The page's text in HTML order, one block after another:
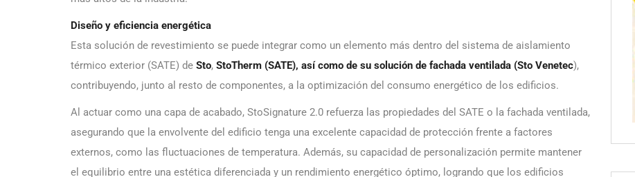
Diseño y eficiencia energética
Esta solución de revestimiento se puede integrar como un elemento más dentro del sistema de aislamiento
térmico exterior (SATE) de Sto, StoTherm (SATE), así como de su solución de fachada ventilada (Sto Venetec),
contribuyendo, junto al resto de componentes, a la optimización del consumo energético de los edificios.
Al actuar como una capa de acabado, StoSignature 2.0 refuerza las propiedades del SATE o la fachada ventilada,
asegurando que la envolvente del edificio tenga una excelente capacidad de protección frente a factores
externos, como las fluctuaciones de temperatura. Además, su capacidad de personalización permite mantener
el equilibrio entre una estética diferenciada y un rendimiento energético óptimo, logrando que los edificios